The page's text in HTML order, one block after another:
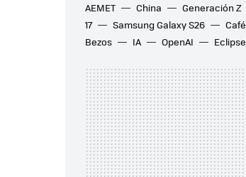
AEMET
China Generación Z
17
Samsung Galaxy S26 Café
Bezos
IA OpenAI Eclipse